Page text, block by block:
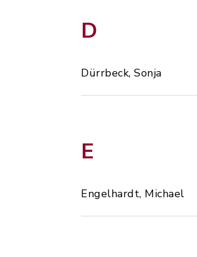
D
Dürrbeck, Sonja
E
Engelhardt, Michael